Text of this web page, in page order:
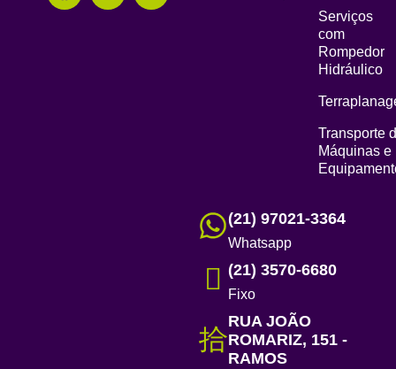
Serviços
com
Rompedor
Hidráulico
Transporte
Máquinas e
(21) 97021-3364
Whatsapp
(21) 3570-6680
Fixo
RUA JOÃO
ROMARIZ, 151 -
RAMOS